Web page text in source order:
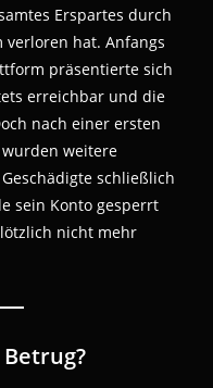
Erspartes durch
verloren hat. Anfangs
präsentierte sich
erreichbar und die
nach einer ersten
weitere
schließlich
sein Konto gesperrt
nicht mehr